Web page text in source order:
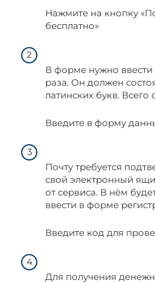
Нажмите на кнопку
бесплатно»
В форме нужно
раза. Он должен
латинских букв.
Введите в форму
Почту требуется
свой электронный
от сервиса. В нём
ввести в форме
Введите код для
Для получения